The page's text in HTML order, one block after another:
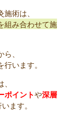
術は、
組み合わせて施
、
います。
ポイントや深層
ます。